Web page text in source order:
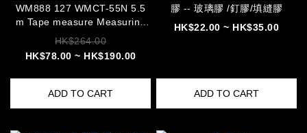
WM888 127 WMCT-55N 5.5
m Tape measure Measuring
tape
HK$264.00
HK$78.00 ~ HK$190.00
ADD TO CART
膠 -- 玻璃膠 /釘膠/填縫膠
HK$22.00 ~ HK$35.00
ADD TO CART